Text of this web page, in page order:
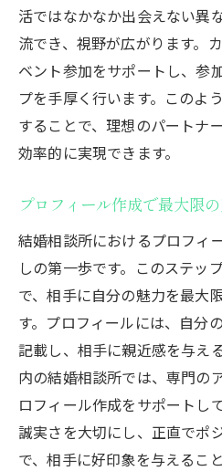
活ではなかなか出会えない異
流でき、視野が広がります。
ベント参加をサポートし、参
プを手厚く行います。このよ
することで、理想のパートナ
効率的に実現できます。
プロフィール作成で最大限
結婚相談所におけるプロフィ
しの第一歩です。このステッ
で、相手に自分の魅力を最大
す。プロフィールには、自分
記載し、相手に親近感を与え
内の結婚相談所では、専門の
ロフィール作成をサポートし
誠実さを大切にし、正直でポ
で、相手に好印象を与えるこ